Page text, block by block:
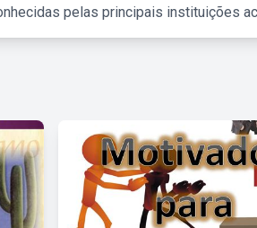
pelas principais instituições